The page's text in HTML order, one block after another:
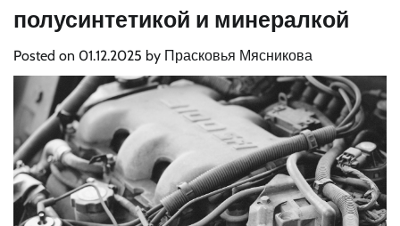
полусинтетикой и минералкой
Posted on 01.12.2025 by Прасковья Мясникова